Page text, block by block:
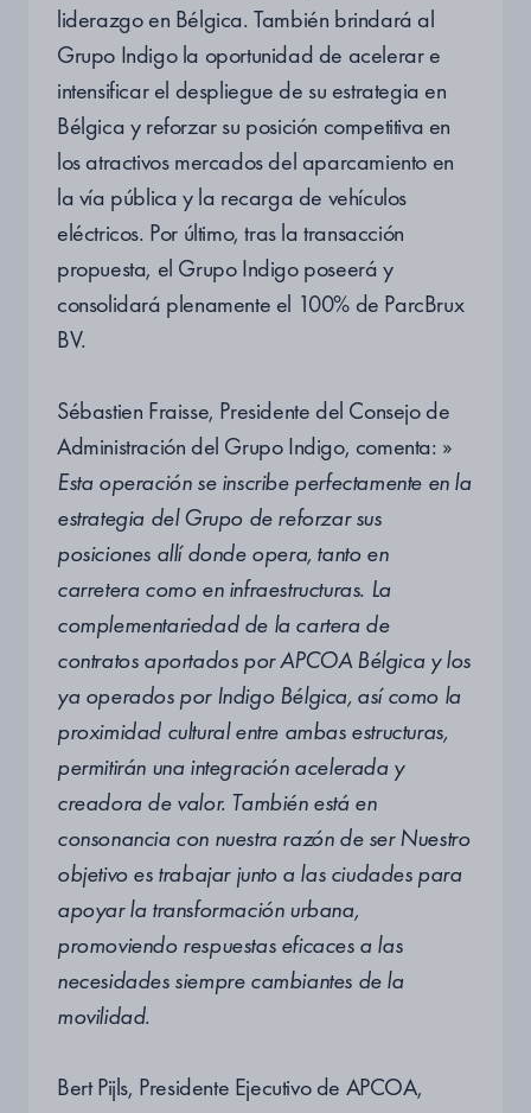
liderazgo en Bélgica. También brindará al
Grupo Indigo la oportunidad de acelerar e
intensificar el despliegue de su estrategia en
Bélgica y reforzar su posición competitiva en
los atractivos mercados del aparcamiento en
la vía pública y la recarga de vehículos
eléctricos. Por último, tras la transacción
propuesta, el Grupo Indigo poseerá y
consolidará plenamente el 100% de ParcBrux
BV.
Sébastien Fraisse, Presidente del Consejo de
Administración del Grupo Indigo, comenta: »
Esta operación se inscribe perfectamente en la
estrategia del Grupo de reforzar sus
posiciones allí donde opera, tanto en
carretera como en infraestructuras. La
complementariedad de la cartera de
contratos aportados por APCOA Bélgica y los
ya operados por Indigo Bélgica, así como la
proximidad cultural entre ambas estructuras,
permitirán una integración acelerada y
creadora de valor. También está en
consonancia con nuestra razón de serNuestro
objetivo es trabajar junto a las ciudades para
apoyar la transformación urbana,
promoviendo respuestas eficaces a las
necesidades siempre cambiantes de la
movilidad.
Bert Pijls, Presidente Ejecutivo de APCOA,